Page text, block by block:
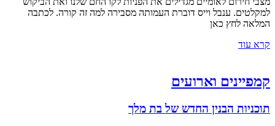
למקלטים. ענבל וייס דוברת העמותה מסבירה למה זה קורה. לכתבה
המלאה לחץ כאן
קרא עוד
קמפיינים וארועים
תוכניות הבנין החדש של בת מלך